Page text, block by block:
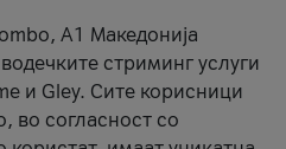
А1 Македонија
стриминг услуги
и Gley. Сите корисници
во согласност со